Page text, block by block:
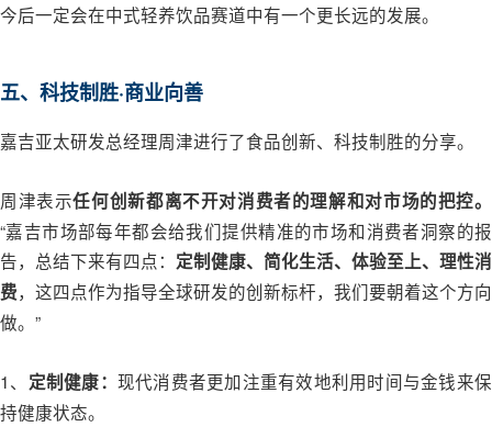
今后一定会在中式轻养饮品赛道中有一个更长远的发展。
五、科技制胜·商业向善
嘉吉亚太研发总经理周津进行了食品创新、科技制胜的分享。
周津表示任何创新都离不开对消费者的理解和对市场的把控。
“嘉吉市场部每年都会给我们提供精准的市场和消费者洞察的报
告，总结下来有四点： 定制健康、简化生活、体验至上、理性消
费，这四点作为指导全球研发的创新标杆，我们要朝着这个方向
做。”
1、 定制健康： 现代消费者更加注重有效地利用时间与金钱来保
持健康状态。